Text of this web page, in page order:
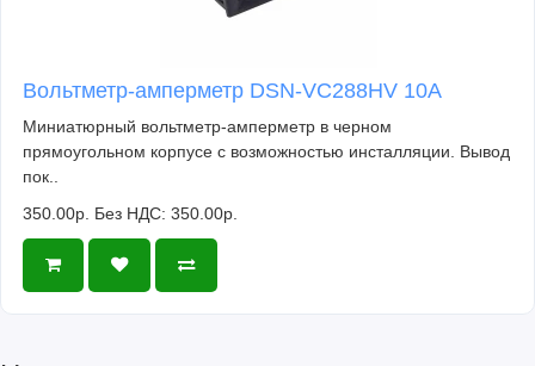
Вольтметр-амперметр DSN-VC288HV 10А
Миниатюрный вольтметр-амперметр в черном
прямоугольном корпусе с возможностью инсталляции. Вывод
пок..
350.00р. Без НДС: 350.00р.